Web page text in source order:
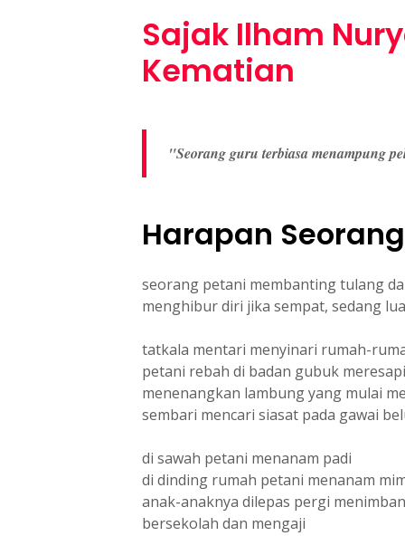
Sajak Ilham
Kematian
"Seorang guru terbiasa menampung
Harapan
seorang petani membanting tulang
menghibur diri jika sempat, sedang
tatkala mentari menyinari rumah-
petani rebah di badan gubuk
menenangkan lambung yang mulai
sembari mencari siasat pada gawai
di sawah petani menanam padi
di dinding rumah petani menanam
anak-anaknya dilepas pergi
bersekolah dan mengaji